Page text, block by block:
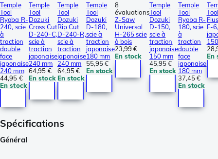
Temple
Tool
Ryoba R-
240, scie
à
traction
double
face
japonaise
240 mm
44,95 €
En stock
Temple
Tool
Dozuki
Cross Cut
D-240-C,
scie à
traction
japonaise
240 mm
64,95 €
En stock
Temple
Tool
Dozuki
Rip Cut
D-240-R,
scie à
traction
japonaise
240 mm
64,95 €
En stock
Temple
Tool
Dozuki
D-180,
scie à
traction
japonaise
180 mm
55,95 €
En stock
8
évaluations
Z-Saw
Universal
H-265 scie
à bois
23,99 €
En stock
Temple
Tool
Dozuki
D-150,
scie à
traction
japonaise
150 mm
45,95 €
En stock
Temple
Tool
Ryoba R-
180, scie
à
traction
double
face
japonaise
180 mm
37,45 €
En stock
Tool
F-
En
Spécifications
Général